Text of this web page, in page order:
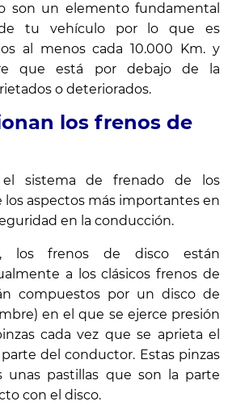
son un elemento fundamental
tu vehículo por lo que es
al menos cada 10.000 Km. y
que está por debajo de la
o deteriorados.
los frenos de
el sistema de frenadode los
los aspectos más importantes en
en la conducción.
los frenos de disco están
a los clásicos frenos de
compuestos por un disco de
en el que se ejerce presión
cada vez que se aprieta el
del conductor. Estas pinzas
unas pastillas que son la parte
con el disco.